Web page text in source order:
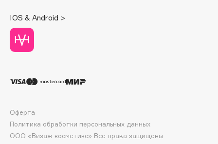
Deonica
Dessange
Dior
Dolomit
DP Daily Perfection
Dr. Vranjes Firenze
IOS & Android >
ООО «Визаж косметикс» Все права защищены
Оферта
Политика обработки персональных данных